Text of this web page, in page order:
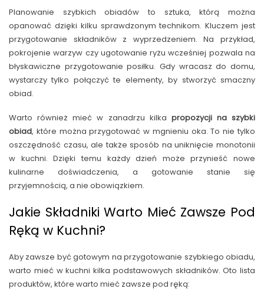
Planowanie szybkich obiadów to sztuka, którą można
opanować dzięki kilku sprawdzonym technikom. Kluczem jest
przygotowanie składników z wyprzedzeniem. Na przykład,
pokrojenie warzyw czy ugotowanie ryżu wcześniej pozwala na
błyskawiczne przygotowanie posiłku. Gdy wracasz do domu,
wystarczy tylko połączyć te elementy, by stworzyć smaczny
obiad.
Warto również mieć w zanadrzu kilka propozycji na szybki
obiad, które można przygotować w mgnieniu oka. To nie tylko
oszczędność czasu, ale także sposób na uniknięcie monotonii
w kuchni. Dzięki temu każdy dzień może przynieść nowe
kulinarne doświadczenia, a gotowanie stanie się
przyjemnością, a nie obowiązkiem.
Jakie Składniki Warto Mieć Zawsze Pod
Ręką w Kuchni?
Aby zawsze być gotowym na przygotowanie szybkiego obiadu,
warto mieć w kuchni kilka podstawowych składników. Oto lista
produktów, które warto mieć zawsze pod ręką: